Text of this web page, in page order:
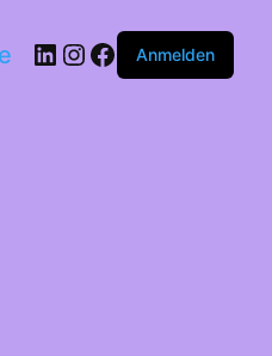
LinkedIn
Instagram
Facebook
Anmelden